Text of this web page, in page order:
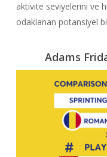
aktivite seviyelerini ve
odaklanan potansiyel
Adams